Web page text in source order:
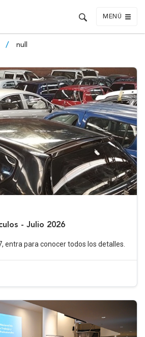
MENÚ
null
- Julio 2026
entra para conocer todos los detalles.